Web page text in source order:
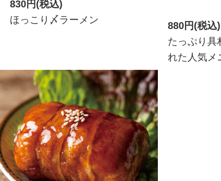
830円(税込)
ほっこり〆ラーメン
880円(税込)
たっぷり具
れた人気メ